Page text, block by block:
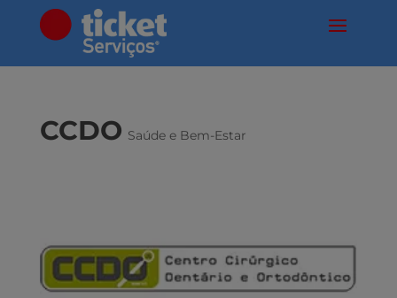
CCDO Saúde e Bem-Estar